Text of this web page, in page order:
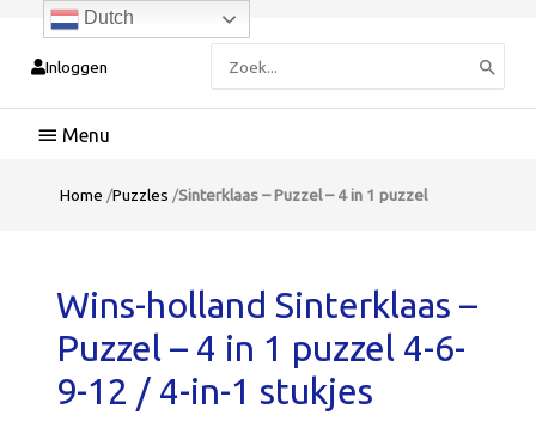
Inloggen
naar:
Hoofdmenu
Home /Puzzles /Sinterklaas – Puzzel – 4 in 1 puzzel
Wins-holland Sinterklaas –
Puzzel – 4 in 1 puzzel 4-6-
9-12 / 4-in-1 stukjes
Dutch